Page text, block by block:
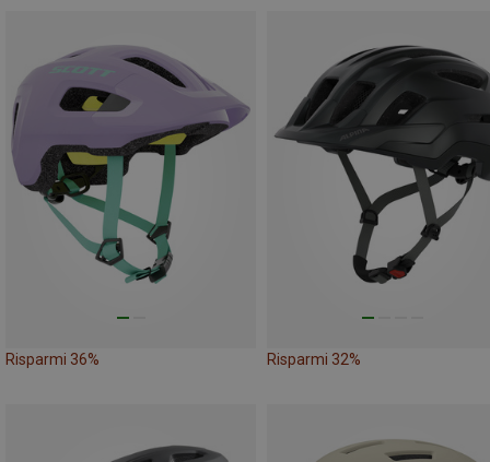
Risparmi 36% Risparmi 32%